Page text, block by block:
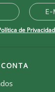
de